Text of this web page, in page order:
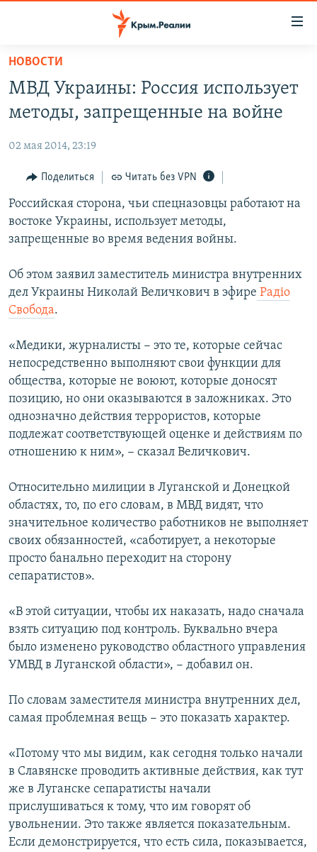
Вернуться
основному
содержанию
навигации
Вернутся
поиску
СПЕЦПРОЕКТЫ
КАРТА ВОЕННЫХ ОБЪЕКТОВ КРЫМА
11 ЛЕТ ОККУПАЦИИ КРЫМА. 11 ИСТОРИЙ СОПРОТИВЛЕНИЯ
ИСТОРИЯ
ЕЩЕ
ИНТЕРАКТИВ
ИНФОГРАФИКА
СОВЕТЫ ПРАВОЗАЩИТНИКОВ
ПРОПАВШИЕ БЕЗ ВЕСТИ
ELIFBE
УКРАИНСКАЯ ПРОБЛЕМА КРЫМА
РАДІО СВОБОДА
КАК ОБОЙТИ БЛОКИРОВКУ
Українською
Qırımtatar
Все сайты RFE/RL
НОВОСТИ
МВД Украины: Россия использует
методы, запрещенные на войне
02 мая 2014, 23:19
Поделиться Читать без VPN
Российская сторона, чьи спецназовцы работают на
востоке Украины, использует методы,
запрещенные во время ведения войны.
Об этом заявил заместитель министра внутренних
дел Украины Николай Величкович в эфире Радіо
Свобода.
«Медики, журналисты − это те, которые сейчас
непосредственно выполняют свои функции для
общества, которые не воюют, которые доносят
позицию, но они оказываются в заложниках. Это
однозначно действия террористов, которые
подлежат соответствующей оценке и действиям по
отношению к ним», − сказал Величкович.
Относительно милиции в Луганской и Донецкой
областях, то, по его словам, в МВД видят, что
значительное количество работников не выполняет
своих обязанностей, «саботирует, а некоторые
просто банально переходит на сторону
сепаратистов».
«В этой ситуации, чтобы их наказать, надо сначала
взять ситуацию под контроль. Буквально вчера
было изменено руководство областного управления
УМВД в Луганской области», − добавил он.
По словам заместителя министра внутренних дел,
самая проблемная вещь − это показать характер.
«Потому что мы видим, как сегодня только начали
в Славянске проводить активные действия, как тут
же в Луганске сепаратисты начали
прислушиваться к тому, что им говорят об
увольнении. Это также является показательным.
Если демонстрируется, что есть сила, показывается,